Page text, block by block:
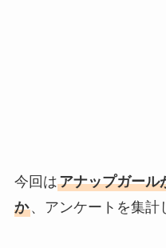
今回はアナップガール
か、アンケートを集計